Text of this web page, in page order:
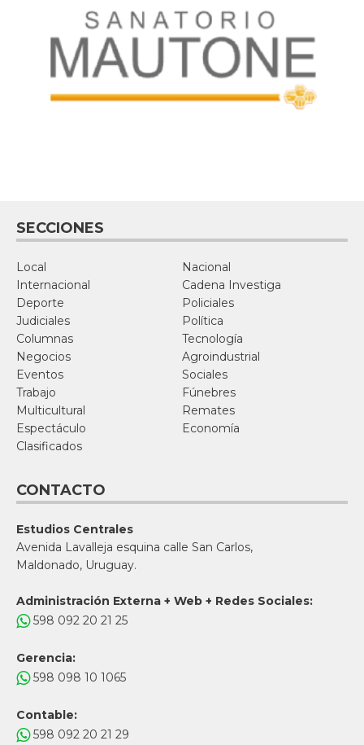
SECCIONES
Local
Nacional
Internacional
Cadena Investiga
Deporte
Policiales
Judiciales
Política
Columnas
Tecnología
Negocios
Agroindustrial
Eventos
Sociales
Trabajo
Fúnebres
Multicultural
Remates
Espectáculo
Economía
Clasificados
CONTACTO
Estudios Centrales
Avenida Lavalleja esquina calle San Carlos,
Maldonado, Uruguay.
Administración Externa + Web + Redes Sociales:
598 092 20 21 25
Gerencia:
598 098 10 1065
Contable:
598 092 20 21 29